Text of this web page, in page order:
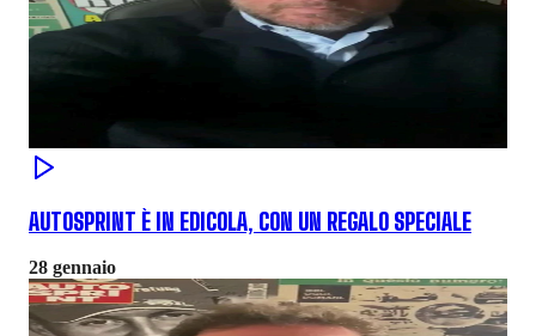
AUTOSPRINT È IN EDICOLA, CON UN REGALO SPECIALE
28 gennaio